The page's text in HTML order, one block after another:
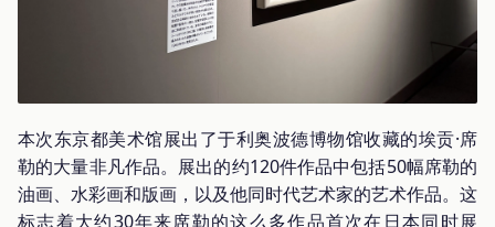
本次东京都美术馆展出了于利奥波德博物馆收藏的埃贡·席
勒的大量非凡作品。展出的约120件作品中包括50幅席勒的
油画、水彩画和版画，以及他同时代艺术家的艺术作品。这
标志着大约30年来席勒的这么多作品首次在日本同时展